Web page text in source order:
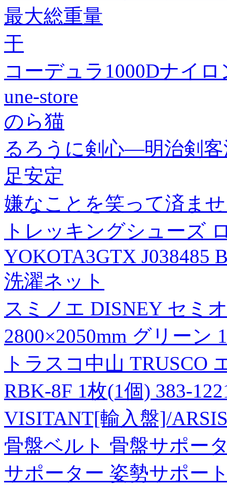
最大総重量
干
コーデュラ1000Dナイロ
une-store
のら猫
るろうに剣心―明治剣
足安定
嫌なことを笑って済ま
トレッキングシューズ
YOKOTA3GTX J038485
洗濯ネット
スミノエ DISNEY セミ
2800×2050mm グリーン
トラスコ中山 TRUSCO
RBK-8F 1枚(1個) 383-
VISITANT[輸入盤]/
骨盤ベルト 骨盤サポー
サポーター 姿勢サポー